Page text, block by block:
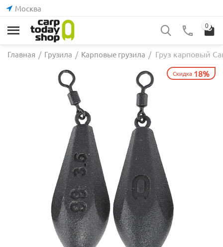
Москва
0
Главная / Грузила / Карповые грузила / Груз карповый
Скидка 18%